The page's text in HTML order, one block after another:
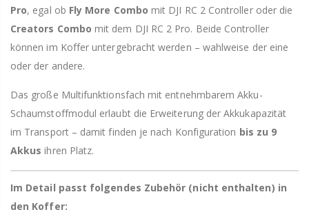
Pro, egal ob Fly More Combo mit DJI RC 2 Controller oder die
Creators Combo mit dem DJI RC 2 Pro. Beide Controller
können im Koffer untergebracht werden – wahlweise der eine
oder der andere.
Das große Multifunktionsfach mit entnehmbarem Akku-
Schaumstoffmodul erlaubt die Erweiterung der Akkukapazität
im Transport – damit finden je nach Konfiguration bis zu 9
Akkus ihren Platz.
Im Detail passt folgendes Zubehör (nicht enthalten) in
den Koffer: